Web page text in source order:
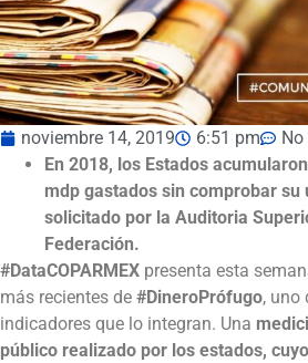
noviembre 14, 2019 6:51 pm
En 2018, los Estados
mdp gastados sin comprobar su
solicitado por la Auditoria
Federación.
#DataCOPARMEX presenta esta
más recientes de #DineroPrófugo, uno
indicadores que lo integran. Una
público realizado por los estados,